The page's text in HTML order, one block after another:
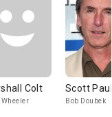
Colt Scott
Bob Doubek